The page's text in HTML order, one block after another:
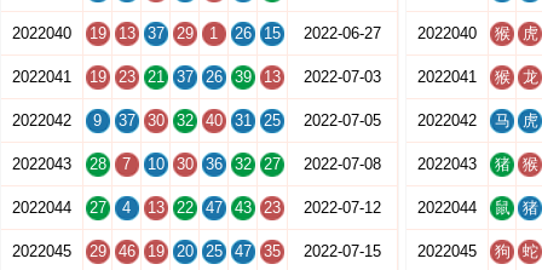
2022040 19 13 37 29 1 26 15 2022-06-27
2022041 19 23 21 37 26 39 13 2022-07-03
2022042 9 37 30 32 40 31 25 2022-07-05
2022043 28 7 10 30 36 32 27 2022-07-08
2022044 27 4 13 22 47 43 23 2022-07-12
2022045 29 46 19 20 25 47 35 2022-07-15
2022040 猴 虎
2022041 猴 龙
2022042 马 虎
2022043 猪 猴
2022044 鼠 猪
2022045 狗 蛇